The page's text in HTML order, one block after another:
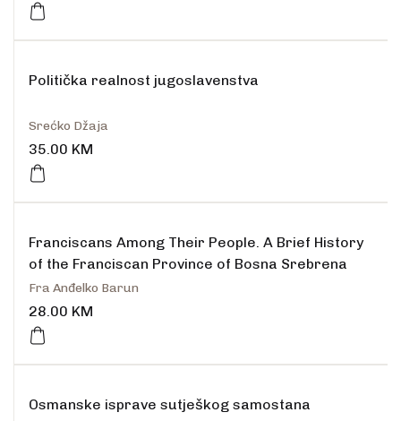
Politička realnost jugoslavenstva
Srećko Džaja
35.00 KM
Franciscans Among Their People. A Brief History
of the Franciscan Province of Bosna Srebrena
Fra Anđelko Barun
28.00 KM
Osmanske isprave sutješkog samostana